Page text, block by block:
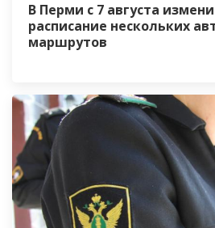
В Перми с 7 августа
расписание нескольких
маршрутов